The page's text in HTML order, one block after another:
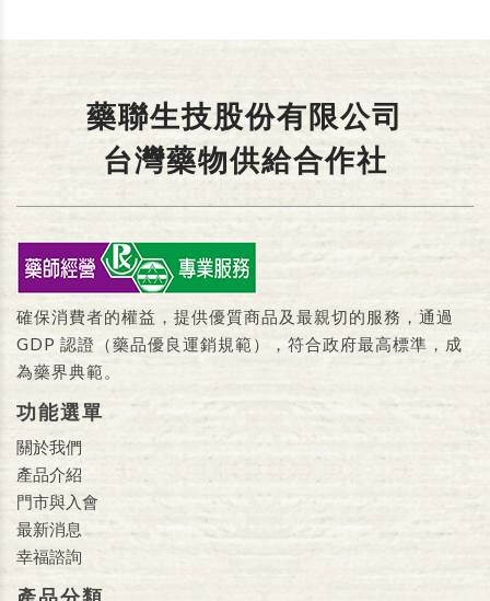
藥聯生技股份有限公司
台灣藥物供給合作社
確保消費者的權益，提供優質商品及最親切的服務，通過
GDP 認證（藥品優良運銷規範），符合政府最高標準，成
為藥界典範。
功能選單
關於我們
產品介紹
門市與入會
最新消息
幸福諮詢